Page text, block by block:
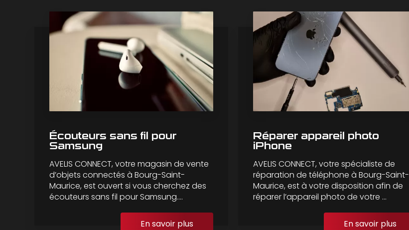
Écouteurs sans fil pour
Samsung
AVELIS CONNECT, votre magasin de vente
d’objets connectés à Bourg-Saint-
Maurice, est ouvert si vous cherchez des
écouteurs sans fil pour Samsung....
En savoir plus
Réparer appareil photo
iPhone
AVELIS CONNECT, votre spécialiste de
réparation de téléphone à Bourg-Saint-
Maurice, est à votre disposition afin de
réparer l’appareil photo de votre ...
En savoir plus